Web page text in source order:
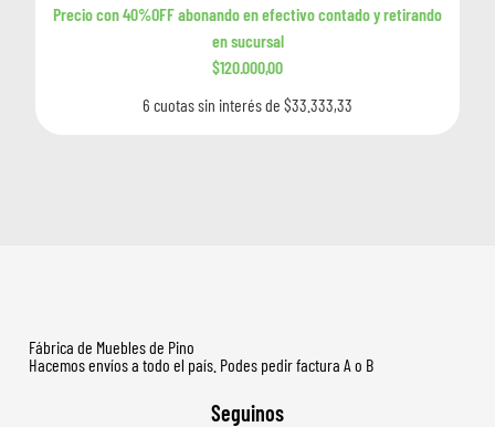
Precio con 40%OFF abonando en efectivo contado y retirando
en sucursal
$120.000,00
6 cuotas sin interés de $33.333,33
Fábrica de Muebles de Pino
Hacemos envíos a todo el país. Podes pedir factura A o B
Seguinos